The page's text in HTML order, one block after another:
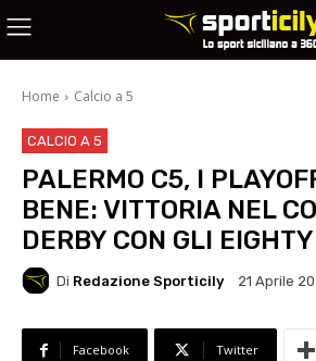
Home Calcio a 5
CALCIO A 5
PALERMO C5, I
BENE: VITTORIA NEL
DERBY CON GLI
Di Redazione Sporticily 21 Aprile
Facebook Twitter